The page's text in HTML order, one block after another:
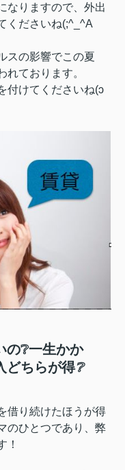
なりますので、外出
くださいね(;^_^A
スの影響でこの夏
れております。
付けてくださいね(ɔ
❔一生かか
どちらが得❔
借り続けたほうが得
のひとつであり、弊
！